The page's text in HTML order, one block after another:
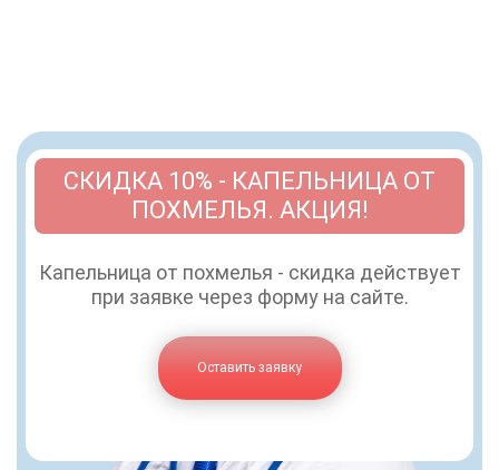
СКИДКА 10% - КАПЕЛЬНИЦА ОТ
ПОХМЕЛЬЯ. АКЦИЯ!
Капельница от похмелья - скидка действует
при заявке через форму на сайте.
Оставить заявку